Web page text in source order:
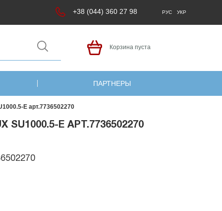
+38 (044) 360 27 98 РУС УКР
Корзина пуста
ПАРТНЕРЫ
E арт.7736502270
E АРТ.7736502270